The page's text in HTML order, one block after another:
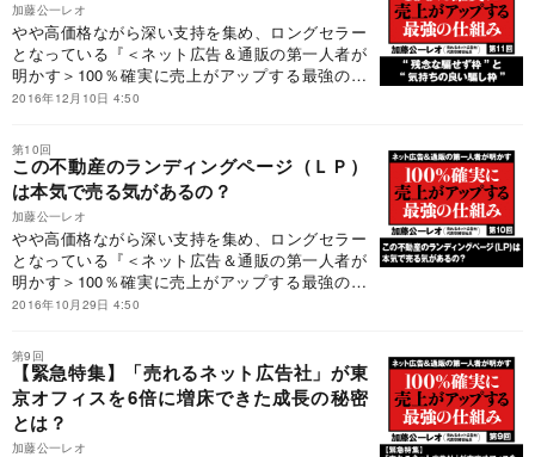
加藤公一レオ
やや高価格ながら深い支持を集め、ロングセラー
となっている『＜ネット広告＆通販の第一人者が
明かす＞100％確実に売上がアップする最強の仕
組み』著者の加藤公一レオ氏が、久方ぶりに投稿
2016年12月10日 4:50
第10回
この不動産のランディングページ（ＬＰ）
は本気で売る気があるの？
加藤公一レオ
やや高価格ながら深い支持を集め、ロングセラー
となっている『＜ネット広告＆通販の第一人者が
明かす＞100％確実に売上がアップする最強の仕
組み』著者の加藤公一レオ氏が、久方ぶりに投稿
2016年10月29日 4:50
第9回
【緊急特集】「売れるネット広告社」が東
京オフィスを6倍に増床できた成長の秘密
とは？
加藤公一レオ